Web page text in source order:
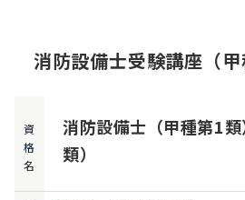
消防設備士受験講座（
資
格
名
消防設備士（甲種第1
類）